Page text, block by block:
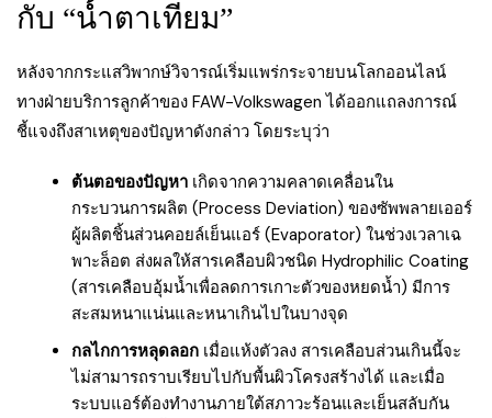
กับ “น้ำตาเทียม”
หลังจากกระแสวิพากษ์วิจารณ์เริ่มแพร่กระจายบนโลกออนไลน์
ทางฝ่ายบริการลูกค้าของ FAW-Volkswagen ได้ออกแถลงการณ์
ชี้แจงถึงสาเหตุของปัญหาดังกล่าว โดยระบุว่า
ต้นตอของปัญหา เกิดจากความคลาดเคลื่อนใน
กระบวนการผลิต (Process Deviation) ของซัพพลายเออร์
ผู้ผลิตชิ้นส่วนคอยล์เย็นแอร์ (Evaporator) ในช่วงเวลาเฉ
พาะล็อต ส่งผลให้สารเคลือบผิวชนิด Hydrophilic Coating
(สารเคลือบอุ้มน้ำเพื่อลดการเกาะตัวของหยดน้ำ) มีการ
สะสมหนาแน่นและหนาเกินไปในบางจุด
กลไกการหลุดลอก เมื่อแห้งตัวลง สารเคลือบส่วนเกินนี้จะ
ไม่สามารถราบเรียบไปกับพื้นผิวโครงสร้างได้ และเมื่อ
ระบบแอร์ต้องทำงานภายใต้สภาวะร้อนและเย็นสลับกัน